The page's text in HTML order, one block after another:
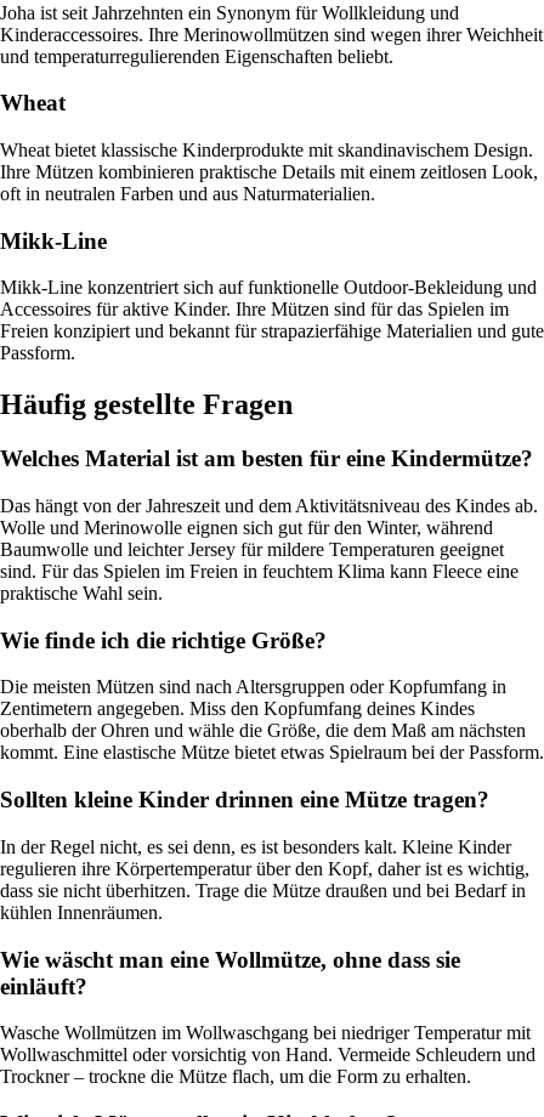
Joha ist seit Jahrzehnten ein Synonym für Wollkleidung und
Kinderaccessoires. Ihre Merinowollmützen sind wegen ihrer Weichheit
und temperaturregulierenden Eigenschaften beliebt.
Wheat
Wheat bietet klassische Kinderprodukte mit skandinavischem Design.
Ihre Mützen kombinieren praktische Details mit einem zeitlosen Look,
oft in neutralen Farben und aus Naturmaterialien.
Mikk-Line
Mikk-Line konzentriert sich auf funktionelle Outdoor-Bekleidung und
Accessoires für aktive Kinder. Ihre Mützen sind für das Spielen im
Freien konzipiert und bekannt für strapazierfähige Materialien und gute
Passform.
Häufig gestellte Fragen
Welches Material ist am besten für eine Kindermütze?
Das hängt von der Jahreszeit und dem Aktivitätsniveau des Kindes ab.
Wolle und Merinowolle eignen sich gut für den Winter, während
Baumwolle und leichter Jersey für mildere Temperaturen geeignet
sind. Für das Spielen im Freien in feuchtem Klima kann Fleece eine
praktische Wahl sein.
Wie finde ich die richtige Größe?
Die meisten Mützen sind nach Altersgruppen oder Kopfumfang in
Zentimetern angegeben. Miss den Kopfumfang deines Kindes
oberhalb der Ohren und wähle die Größe, die dem Maß am nächsten
kommt. Eine elastische Mütze bietet etwas Spielraum bei der Passform.
Sollten kleine Kinder drinnen eine Mütze tragen?
In der Regel nicht, es sei denn, es ist besonders kalt. Kleine Kinder
regulieren ihre Körpertemperatur über den Kopf, daher ist es wichtig,
dass sie nicht überhitzen. Trage die Mütze draußen und bei Bedarf in
kühlen Innenräumen.
Wie wäscht man eine Wollmütze, ohne dass sie
einläuft?
Wasche Wollmützen im Wollwaschgang bei niedriger Temperatur mit
Wollwaschmittel oder vorsichtig von Hand. Vermeide Schleudern und
Trockner – trockne die Mütze flach, um die Form zu erhalten.